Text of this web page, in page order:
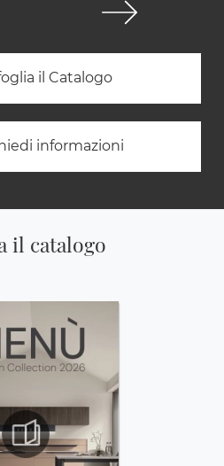
il Catalogo
informazioni
il catalogo